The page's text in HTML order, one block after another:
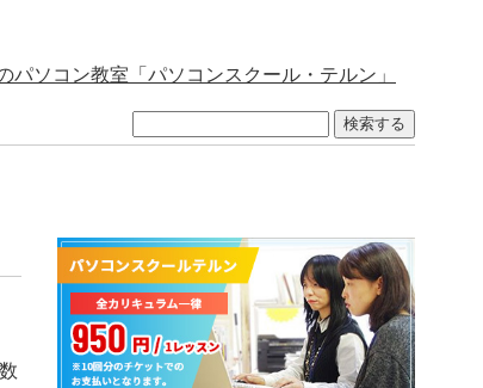
パソコン教室「パソコンスクール・テルン」
検索する